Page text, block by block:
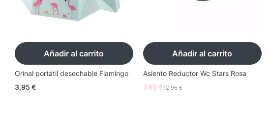
Añadir al carrito
Orinal portátil desechable Flamingo
3,95 €
Añadir al carrito
Asiento Reductor Wc Stars Rosa
12,95€
7,95 €